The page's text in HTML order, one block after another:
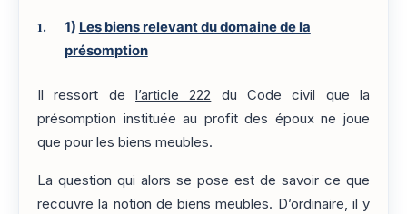
1) Les biens relevant du domaine de la
présomption
Il ressort de l’article 222 du Code civil que la
présomption instituée au profit des époux ne joue
que pour les biens meubles.
La question qui alors se pose est de savoir ce que
recouvre la notion de biens meubles. D’ordinaire, il y